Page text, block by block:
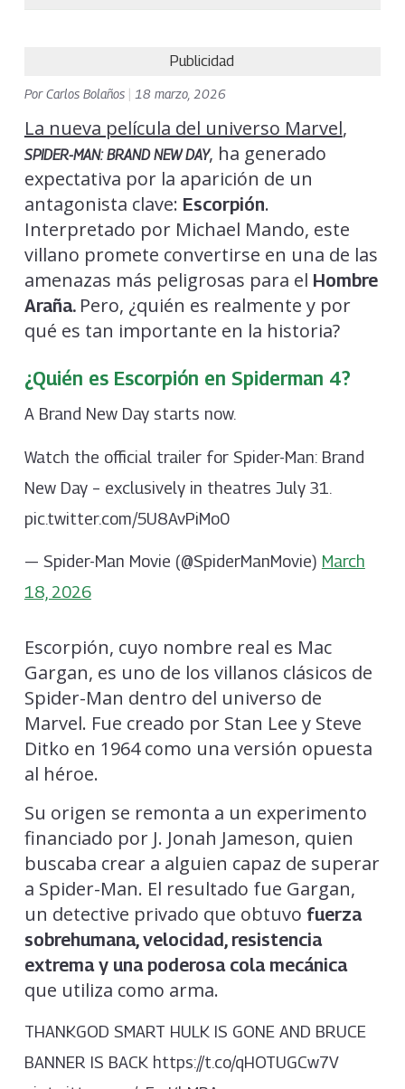
Publicidad
PorCarlos Bolaños 18 marzo, 2026
La nueva película del universo Marvel,
SPIDER-MAN: BRAND NEW DAY, ha generado
expectativa por la aparición de un
antagonista clave: Escorpión.
Interpretado por Michael Mando, este
villano promete convertirse en una de las
amenazas más peligrosas para el Hombre
Araña. Pero, ¿quién es realmente y por
qué es tan importante en la historia?
¿Quién es Escorpión en Spiderman 4?
A Brand New Day starts now.
Watch the official trailer for Spider-Man: Brand
New Day – exclusively in theatres July 31.
pic.twitter.com/5U8AvPiMo0
— Spider-Man Movie (@SpiderManMovie) March
18, 2026
Escorpión, cuyo nombre real es Mac
Gargan, es uno de los villanos clásicos de
Spider-Man dentro del universo de
Marvel. Fue creado por Stan Lee y Steve
Ditko en 1964 como una versión opuesta
al héroe.
Su origen se remonta a un experimento
financiado por J. Jonah Jameson, quien
buscaba crear a alguien capaz de superar
a Spider-Man. El resultado fue Gargan,
un detective privado que obtuvo fuerza
sobrehumana, velocidad, resistencia
extrema y una poderosa cola mecánica
que utiliza como arma.
THANKGOD SMART HULK IS GONE AND BRUCE
BANNER IS BACK https://t.co/qHOTUGCw7V